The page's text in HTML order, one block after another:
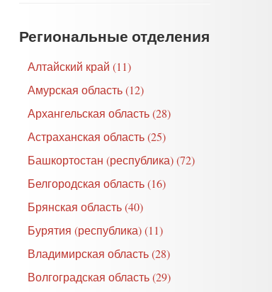
Региональные отделения
Алтайский край (11)
Амурская область (12)
Архангельская область (28)
Астраханская область (25)
Башкортостан (республика) (72)
Белгородская область (16)
Брянская область (40)
Бурятия (республика) (11)
Владимирская область (28)
Волгоградская область (29)